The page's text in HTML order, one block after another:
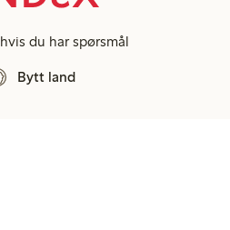
hvis du har spørsmål
Bytt land